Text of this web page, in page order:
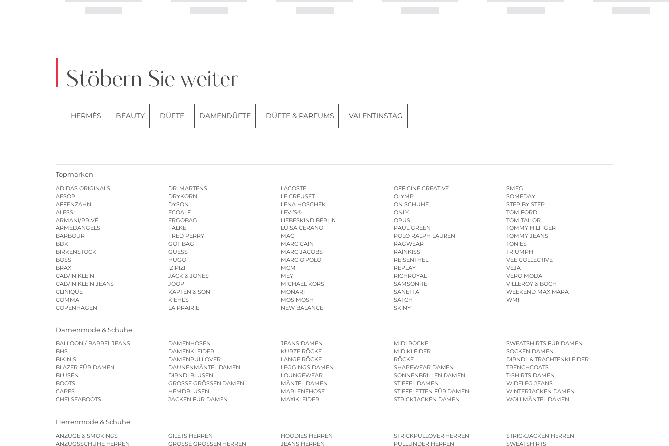
Stöbern Sie weiter
HERMÈS BEAUTY DÜFTE DAMENDÜFTE DÜFTE & PARFUMS VALENTINSTAG
Topmarken
ADIDAS ORIGINALS
AESOP
AFFENZAHN
ALESSI
ARMANI/PRIVÉ
ARMEDANGELS
BARBOUR
BDK
BIRKENSTOCK
BOSS
BRAX
CALVIN KLEIN
CALVIN KLEIN JEANS
CLINIQUE
COMMA
COPENHAGEN
DR. MARTENS
DRYKORN
DYSON
ECOALF
ERGOBAG
FALKE
FRED PERRY
GOT BAG
GUESS
HUGO
IZIPIZI
JACK & JONES
JOOP!
KAPTEN & SON
KIEHL’S
LA PRAIRIE
LACOSTE
LE CREUSET
LENA HOSCHEK
LEVI’S®
LIEBESKIND BERLIN
LUISA CERANO
MAC
MARC CAIN
MARC JACOBS
MARC O’POLO
MCM
MEY
MICHAEL KORS
MONARI
MOS MOSH
NEW BALANCE
OFFICINE CREATIVE
OLYMP
ON SCHUHE
ONLY
OPUS
PAUL GREEN
POLO RALPH LAUREN
RAGWEAR
RAINKISS
REISENTHEL
REPLAY
RICHROYAL
SAMSONITE
SANETTA
SATCH
SKINY
SMEG
SOMEDAY
STEP BY STEP
TOM FORD
TOM TAILOR
TOMMY HILFIGER
TOMMY JEANS
TONIES
TRIUMPH
VEE COLLECTIVE
VEJA
VERO MODA
VILLEROY & BOCH
WEEKEND MAX MARA
WMF
Damenmode & Schuhe
BALLOON / BARREL JEANS
BHS
BIKINIS
BLAZER FÜR DAMEN
BLUSEN
BOOTS
CAPES
CHELSEABOOTS
DAMENHOSEN
DAMENKLEIDER
DAMENPULLOVER
DAUNENMÄNTEL DAMEN
DIRNDLBLUSEN
GROSSE GRÖSSEN DAMEN
HEMDBLUSEN
JACKEN FÜR DAMEN
JEANS DAMEN
KURZE RÖCKE
LANGE RÖCKE
LEGGINGS DAMEN
LOUNGEWEAR
MÄNTEL DAMEN
MARLENEHOSE
MAXIKLEIDER
MIDI RÖCKE
MIDIKLEIDER
RÖCKE
SHAPEWEAR DAMEN
SONNENBRILLEN DAMEN
STIEFEL DAMEN
STIEFELETTEN FÜR DAMEN
STRICKJACKEN DAMEN
SWEATSHIRTS FÜR DAMEN
SOCKEN DAMEN
DIRNDL & TRACHTENKLEIDER
TRENCHCOATS
T-SHIRTS DAMEN
WIDELEG JEANS
WINTERJACKEN DAMEN
WOLLMÄNTEL DAMEN
Herrenmode & Schuhe
ANZÜGE & SMOKINGS
ANZUGSSCHUHE HERREN
GILETS HERREN
GROSSE GRÖSSEN HERREN
HOODIES HERREN
JEANS HERREN
STRICKPULLOVER HERREN
PULLUNDER HERREN
STRICKJACKEN HERREN
SWEATSHIRTS